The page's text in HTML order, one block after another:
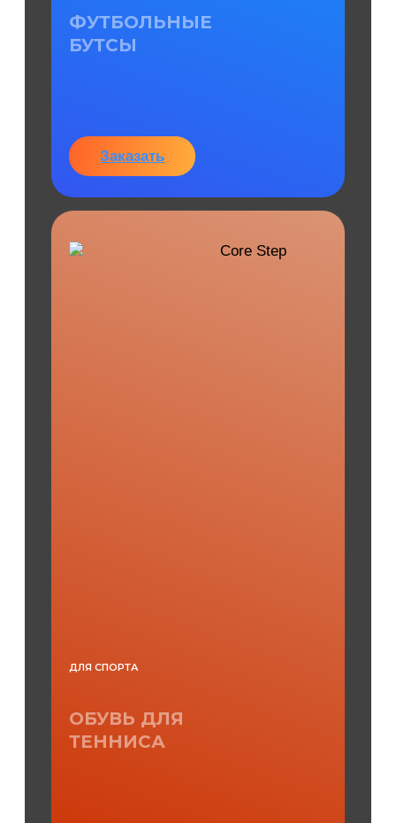
ФУТБОЛЬНЫЕ
БУТСЫ
Заказать
ДЛЯ СПОРТА
ОБУВЬ ДЛЯ
ТЕННИСА